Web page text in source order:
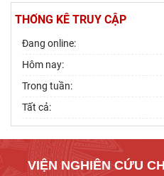
THỐNG KÊ TRUY CẬP
Đang online:
Hôm nay:
Trong tuần:
Tất cả:
VIỆN NGHIÊN CỨU